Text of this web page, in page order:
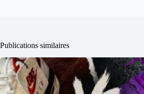
Publications similaires